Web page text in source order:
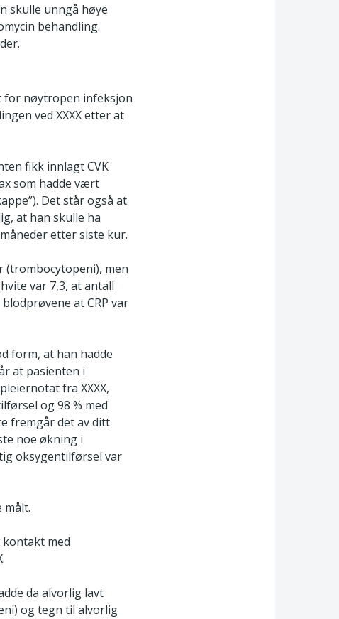
skulle unngå høye
behandling.
for nøytropen infeksjon
ved XXXX etter at
fikk innlagt CVK
som hadde vært
Det står også at
at han skulle ha
etter siste kur.
men
var 7,3, at antall
at CRP var
form, at han hadde
at pasienten i
fra XXXX,
og 98 % med
fremgår det av ditt
noe økning i
oksygentilførsel var
målt.
kontakt med
da alvorlig lavt
og tegn til alvorlig